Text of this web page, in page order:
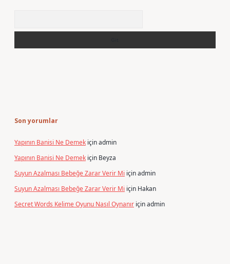
Son yorumlar
Yapının Banisi Ne Demek içinadmin
Yapının Banisi Ne Demek için Beyza
Suyun Azalması Bebeğe Zarar Verir Mi içinadmin
Suyun Azalması Bebeğe Zarar Verir Mi için Hakan
Secret Words Kelime Oyunu Nasıl Oynanır içinadmin